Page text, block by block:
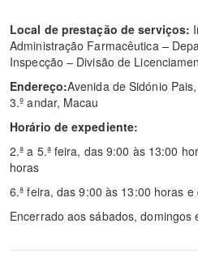
Local de prestação de serviços:
Administração Farmacêutica –
Inspecção – Divisão de
Endereço:Avenida de Sidónio
3.º andar, Macau
Horário de expediente:
2.ª a 5.ª feira, das 9:00 às 13:00
horas
6.ª feira, das 9:00 às 13:00 horas
Encerrado aos sábados, domingos